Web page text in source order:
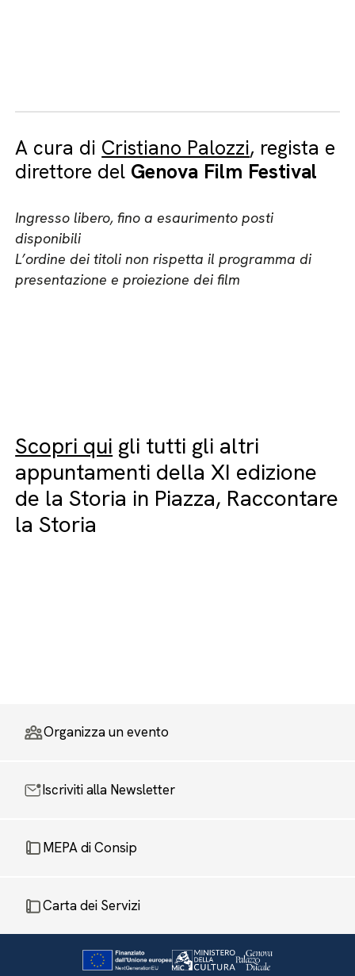
A cura di Cristiano Palozzi, regista e
direttore del Genova Film Festival
Ingresso libero, fino a esaurimento posti
disponibili
L’ordine dei titoli non rispetta il programma di
presentazione e proiezione dei film
Scopri qui gli tutti gli altri
appuntamenti della XI edizione
de la Storia in Piazza, Raccontare
la Storia
Organizza un evento
Iscriviti alla Newsletter
MEPA di Consip
Carta dei Servizi